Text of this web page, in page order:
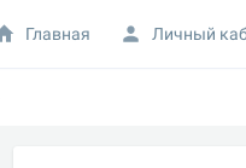
Главная Личный